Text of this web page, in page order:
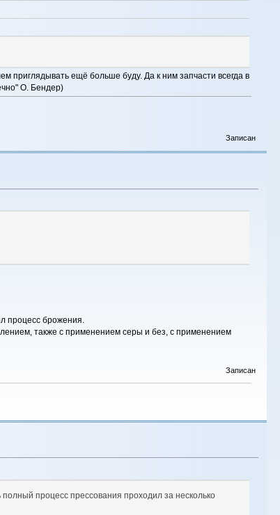
приглядывать ещё больше буду. Да к ним запчасти всегда в
О. Бендер)
Записан
процесс брожения.
также с применением серы и без, с применением
Записан
процесс прессования проходил за несколько